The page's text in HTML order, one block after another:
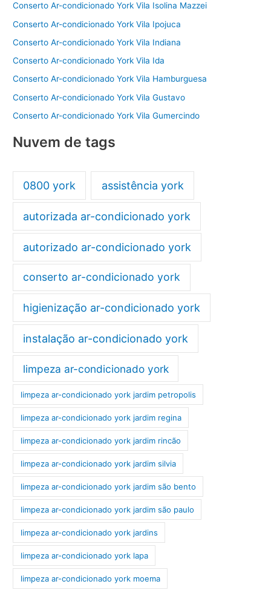
Conserto Ar-condicionado York Vila Isolina Mazzei
Conserto Ar-condicionado York Vila Ipojuca
Conserto Ar-condicionado York Vila Indiana
Conserto Ar-condicionado York Vila Ida
Conserto Ar-condicionado York Vila Hamburguesa
Conserto Ar-condicionado York Vila Gustavo
Conserto Ar-condicionado York Vila Gumercindo
Nuvem de tags
0800 york assistência york
autorizada ar-condicionado york
autorizado ar-condicionado york
conserto ar-condicionado york
higienização ar-condicionado york
instalação ar-condicionado york
limpeza ar-condicionado york
limpeza ar-condicionado york jardim petropolis
limpeza ar-condicionado york jardim regina
limpeza ar-condicionado york jardim rincão
limpeza ar-condicionado york jardim silvia
limpeza ar-condicionado york jardim são bento
limpeza ar-condicionado york jardim são paulo
limpeza ar-condicionado york jardins
limpeza ar-condicionado york lapa
limpeza ar-condicionado york moema